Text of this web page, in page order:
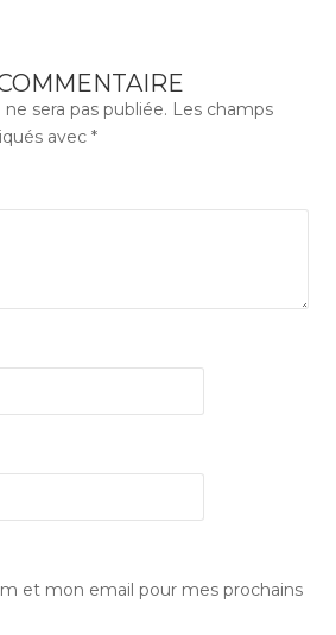
sera pas publiée. Les champs
avec *
et mon email pour mes prochains